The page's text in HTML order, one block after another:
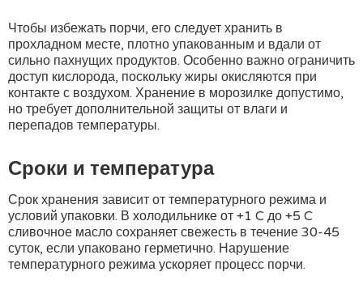
Чтобы избежать порчи, его следует хранить в
прохладном месте, плотно упакованным и вдали от
сильно пахнущих продуктов. Особенно важно ограничить
доступ кислорода, поскольку жиры окисляются при
контакте с воздухом. Хранение в морозилке допустимо,
но требует дополнительной защиты от влаги и
перепадов температуры.
Сроки и температура
Срок хранения зависит от температурного режима и
условий упаковки. В холодильнике от +1 C до +5 C
сливочное масло сохраняет свежесть в течение 30-45
суток, если упаковано герметично. Нарушение
температурного режима ускоряет процесс порчи.